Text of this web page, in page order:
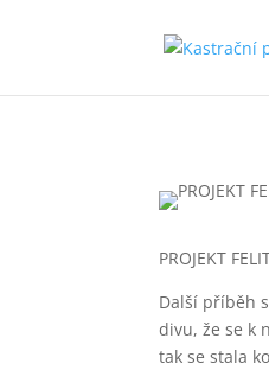
PROJEKT
Další příběh
divu, že se k
tak se stala